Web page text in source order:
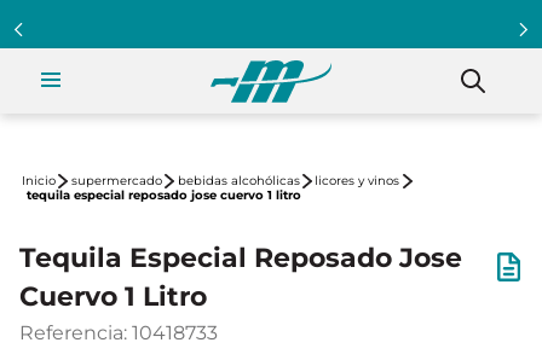
supermercado bebidas alcohólicas
licores y vinos
tequila especial reposado jose cuervo 1 litro
Tequila Especial Reposado Jose
Cuervo 1 Litro
Referencia: 10418733